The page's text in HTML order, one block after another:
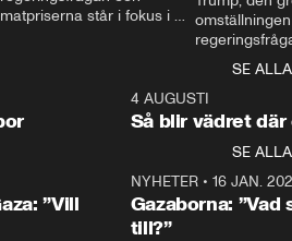
matpriserna står i fokus i
Rohwedder ställer
statsminister Ulf Kristersson
centrum i
avsnittet av
Makten”. Se
Aftonbladets
Rohwedder
Thand Ring
SE ALLA
4 AUGUSTI
Så blir vädret där
SE ALLA
”Vill
NYHETER• 16 JAN.
Gazaborna:
till?”